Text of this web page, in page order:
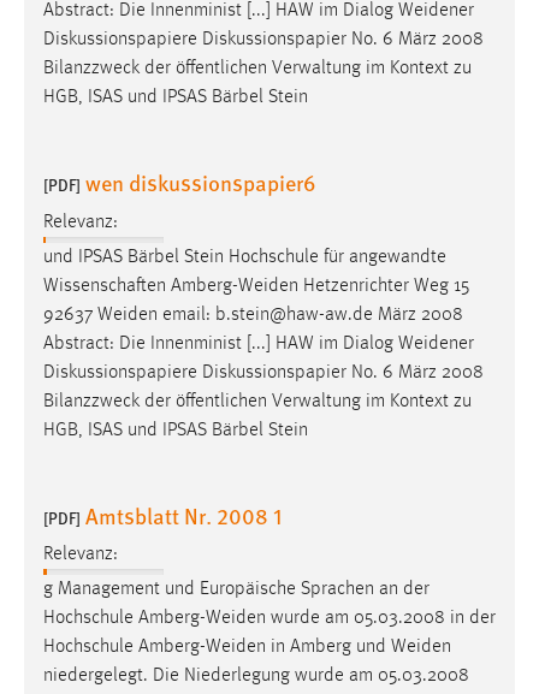
Abstract: Die Innenminist [...] HAW im Dialog Weidener
Diskussionspapiere Diskussionspapier No. 6 März 2008
Bilanzzweck der öffentlichen Verwaltung im Kontext zu
HGB, ISAS und IPSAS Bärbel Stein
[PDF] wen diskussionspapier6
Relevanz:
und IPSAS Bärbel Stein Hochschule für angewandte
Wissenschaften Amberg-Weiden Hetzenrichter Weg 15
92637 Weiden email: b.stein@haw-aw.de März 2008
Abstract: Die Innenminist [...] HAW im Dialog Weidener
Diskussionspapiere Diskussionspapier No. 6 März 2008
Bilanzzweck der öffentlichen Verwaltung im Kontext zu
HGB, ISAS und IPSAS Bärbel Stein
[PDF] Amtsblatt Nr. 2008 1
Relevanz:
g Management und Europäische Sprachen an der
Hochschule Amberg-Weiden wurde am 05.03.2008 in der
Hochschule Amberg-Weiden in Amberg und Weiden
niedergelegt. Die Niederlegung wurde am 05.03.2008